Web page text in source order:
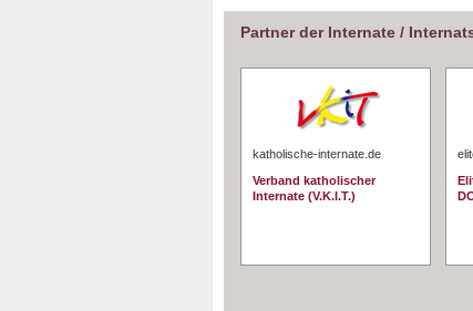
Partner der Internate /
katholische-internate.de
Verband katholischer
Internate (V.K.I.T.)